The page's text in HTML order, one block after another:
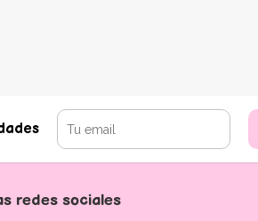
redes sociales